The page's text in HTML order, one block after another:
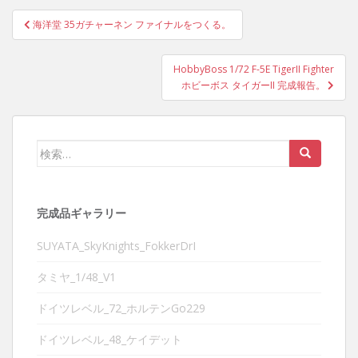
投
稿
ー
海洋堂 35ガチャーネン ファイナルをつくる。
HobbyBoss 1/72 F-5E TigerII Fighter
ホビーボス タイガーII 完成報告。
検
完成品ギャラリー
SUYATA_SkyKnights_FokkerDrI
タミヤ_1/48_V1
ドイツレベル_72_ホルテンGo229
ドイツレベル_48_ケイデット